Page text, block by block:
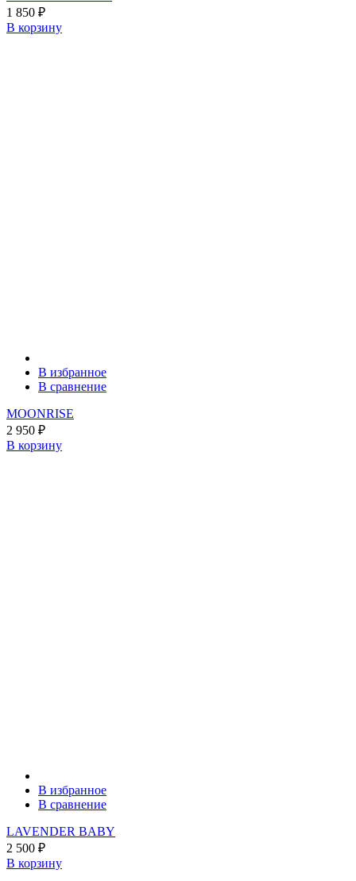
1 850 ₽
В корзину
В избранное
В сравнение
MOONRISE
2 950 ₽
В корзину
В избранное
В сравнение
LAVENDER BABY
2 500 ₽
В корзину